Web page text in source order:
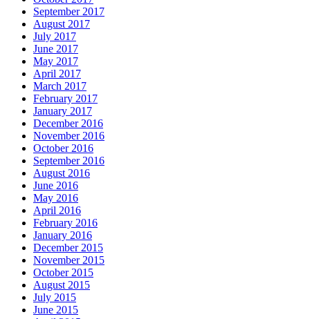
September 2017
August 2017
July 2017
June 2017
May 2017
April 2017
March 2017
February 2017
January 2017
December 2016
November 2016
October 2016
September 2016
August 2016
June 2016
May 2016
April 2016
February 2016
January 2016
December 2015
November 2015
October 2015
August 2015
July 2015
June 2015